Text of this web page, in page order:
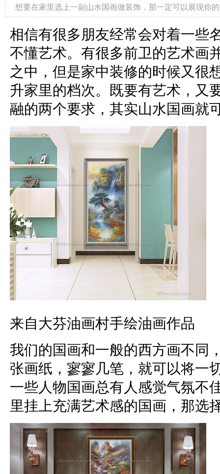
想要在家里选上一副山水国画做装饰，那一定可以展现你
相信有很多朋友经常会对着一些
不懂艺术。有很多前卫的艺术画
之中，但是家中装修的时候又很
升家里的档次。既要有艺术，又
融的两个要求，其实山水国画就
来自大芬油画村手绘油画作品
我们的国画和一般的西方画不同
张画纸，寥寥几笔，就可以将一
一些人物国画总有人感觉气氛不
里挂上充满艺术感的国画，那选